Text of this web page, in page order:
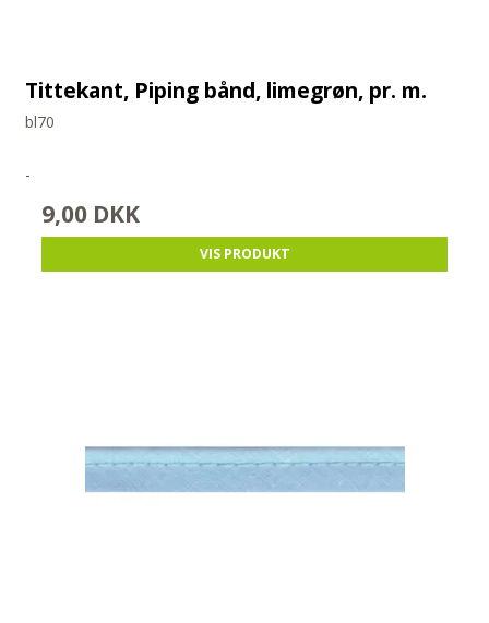
Tittekant, Piping bånd, limegrøn, pr. m.
bl70
-
9,00 DKK
VIS PRODUKT